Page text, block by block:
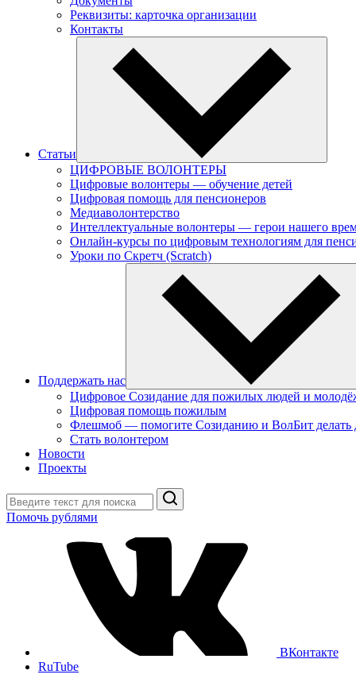
Реквизиты: карточка организации
Контакты
Статьи
ЦИФРОВЫЕ ВОЛОНТЕРЫ
Цифровые волонтеры — обучение детей
Цифровая помощь для пенсионеров
Медиаволонтерство
Интеллектуальные волонтеры — герои нашего
Онлайн-курсы по цифровым технологиям для
Уроки по Скретч (Scratch)
Поддержать нас
Цифровое Созидание для пожилых людей и
Цифровая помощь пожилым
Флешмоб — помогите Созиданию и ВолБит делать
Стать волонтером
Новости
Проекты
Поиск
Помочь рублями
ВКонтакте
RuTube